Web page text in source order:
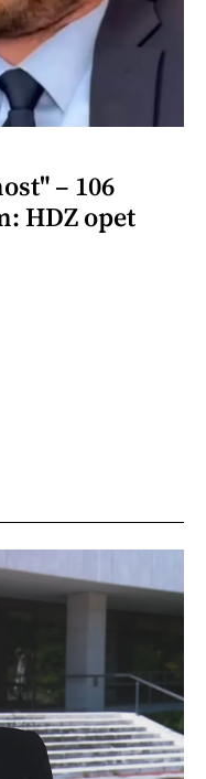
– 106
HDZ opet